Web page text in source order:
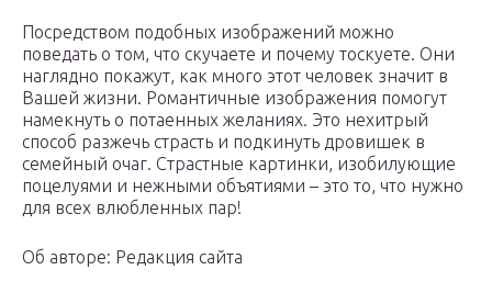
Посредством подобных изображений можно
поведать о том, что скучаете и почему тоскуете. Они
наглядно покажут, как много этот человек значит в
Вашей жизни. Романтичные изображения помогут
намекнуть о потаенных желаниях. Это нехитрый
способ разжечь страсть и подкинуть дровишек в
семейный очаг. Страстные картинки, изобилующие
поцелуями и нежными объятиями – это то, что нужно
для всех влюбленных пар!
Об авторе: Редакция сайта